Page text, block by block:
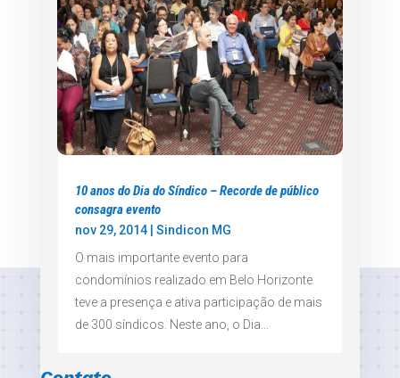
10 anos do Dia do Síndico – Recorde de público
consagra evento
nov 29, 2014| Sindicon MG
O mais importante evento para
condomínios realizado em Belo Horizonte
teve a presença e ativa participação de mais
de 300 síndicos. Neste ano, o Dia...